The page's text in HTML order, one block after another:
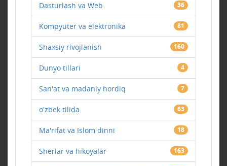
Dasturlash va Web 36
Kompyuter va elektronika 81
Shaxsiy rivojlanish 160
Dunyo tillari 4
San'at va madaniy hordiq 7
o'zbek tilida 63
Ma'rifat va Islom dinni 18
Sherlar va hikoyalar 163